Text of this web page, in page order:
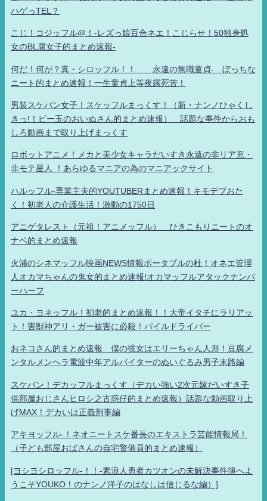
ハゲっTEL？
こじ！コジッフル@！-レズっ娘百合ネエ！こじらせ！50独身処
女のBL腐女子的まとめ速報-
何だ！何が？真・シロッフル！！ 永遠の無職童貞- ぼっちな
ニート的まとめ速報！一生童貞上等夜露死苦！
男装スケバン女子！スケッフルまっくす！（新・ナンノひゃくし
きっ!！ビー玉のおいぬさん的まとめ速報） 話題な事件からおも
しろ動画まで取り上げまっくす
ロボットアニメ！メカと美少女キャラだいすき永遠の非リア充・
非モテ星人 ！あらゆるマニアの為のマニアックサイト
ハルッフル-専業主夫的YOUTUBERまとめ速報！キモデブおた
く！初老人の介護生活！激動の1750日
アニゲタレスト（元祖！アニメッフル） ひきこもりニートのオ
ナベ的まとめ速報
火浦のシネマッフル映画NEWS情報ポータブルの杜！オネエ管理
人オカマちゃんの鬼女的まとめ速報!オカマッフルアタックナンバ
ーハーフ
ユカ・ヨネッフル！初老的まとめ速報！！大帝イタチにラリアッ
ト！害獣神アリ・ガー被害に必殺！パイルドライバー
おネコさん的まとめ速報 僕の彼女はエリーちゃん人形！豆腐メ
ンタルメンヘラ電波中年アルバイターのぬいぐるみ男子末路編
スケバン！デカッフルまっくす（デカい強い2次元嫁だいすき子
供部屋おじさんヒロシ之古惑仔的まとめ速報）話題な動画取り上
げMAX！デカいは正義刑事編
アキヨッフル-！ネオニートスケ番長のエキストラ芸能情報局！
（子ども部屋おばさんの自宅警備員的まとめ速報）
[ヨシヨシロッフル-！！-素浪人勇者カツオンの未解決事件簿へよ
うこそYOUKO！のナンノ洋子のはなしは信じるな編）]